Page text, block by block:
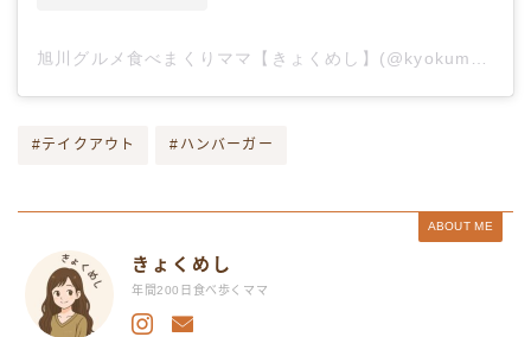
#テイクアウト #ハンバーガー
ABOUT ME
きょくめし
年間200日食べ歩くママ